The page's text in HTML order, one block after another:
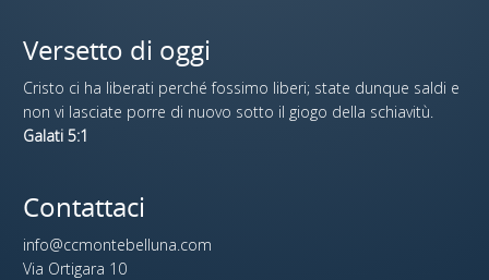
Versetto di oggi
Cristo ci ha liberati perché fossimo liberi; state dunque saldi e
non vi lasciate porre di nuovo sotto il giogo della schiavitù.
Galati 5:1
Contattaci
info@ccmontebelluna.com
Via Ortigara 10